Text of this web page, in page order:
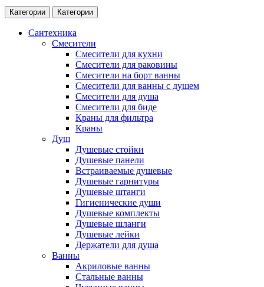
Категории Категории
Сантехника
Смесители
Смесители для кухни
Смесители для раковины
Смесители на борт ванны
Смесители для ванны с душем
Смесители для душа
Смесители для биде
Краны для фильтра
Краны
Душ
Душевые стойки
Душевые панели
Встраиваемые душевые
Душевые гарнитуры
Душевые штанги
Гигиенические души
Душевые комплекты
Душевые шланги
Душевые лейки
Держатели для душа
Ванны
Акриловые ванны
Стальные ванны